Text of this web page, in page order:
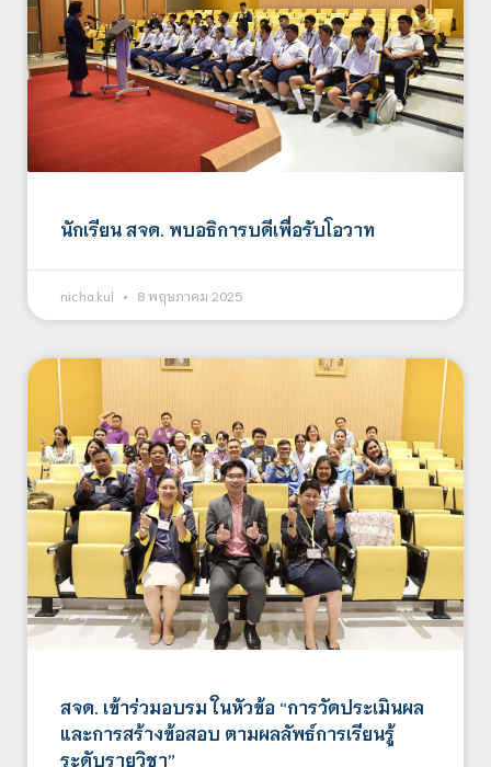
นักเรียน สจด. พบอธิการบดีเพื่อรับโอวาท
nicha.kul 8 พฤษภาคม 2025
สจด. เข้าร่วมอบรม ในหัวข้อ “การวัดประเมินผล
และการสร้างข้อสอบ ตามผลลัพธ์การเรียนรู้
ระดับรายวิชา”